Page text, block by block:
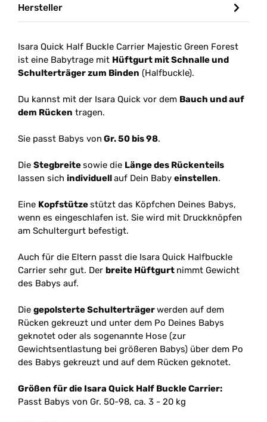
Hersteller
Isara Quick Half Buckle Carrier Majestic Green Forest
ist eine Babytrage mit Hüftgurt mit Schnalle und
Schulterträger zum Binden (Halfbuckle).
Du kannst mit der Isara Quick vor dem Bauch und auf
dem Rücken tragen.
Sie passt Babys von Gr. 50 bis 98.
Die Stegbreitesowie die Länge des Rückenteils
lassen sich individuellauf Dein Baby einstellen.
Eine Kopfstützestützt das Köpfchen Deines Babys,
wenn es eingeschlafen ist. Sie wird mit Druckknöpfen
am Schultergurt befestigt.
Auch für die Eltern passt die Isara Quick Halfbuckle
Carrier sehr gut. Der breite Hüftgurt nimmt Gewicht
des Babys auf.
Die gepolsterte Schulterträgerwerden auf dem
Rücken gekreuzt und unter dem Po Deines Babys
geknotet oder als sogenannte Hose (zur
Gewichtsentlastung bei größeren Babys) über dem Po
des Babys gekreuzt und auf dem Rücken geknotet.
Größen für die Isara Quick Half Buckle Carrier:
Passt Babys von Gr. 50-98, ca. 3 - 20 kg